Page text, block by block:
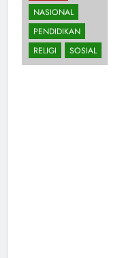
NASIONAL
PENDIDIKAN
RELIGI
SOSIAL